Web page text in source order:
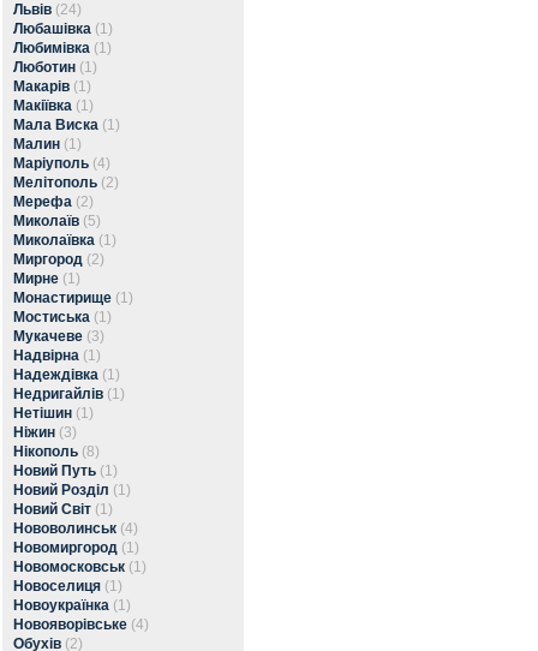
Львів (24)
Любашівка (1)
Любимівка (1)
Люботин (1)
Макарів (1)
Макіївка (1)
Мала Виска (1)
Малин (1)
Маріуполь (4)
Мелітополь (2)
Мерефа (2)
Миколаїв (5)
Миколаївка (1)
Миргород (2)
Мирне (1)
Монастирище (1)
Мостиська (1)
Мукачеве (3)
Надвірна (1)
Надеждівка (1)
Недригайлів (1)
Нетішин (1)
Ніжин (3)
Нікополь (8)
Новий Путь (1)
Новий Розділ (1)
Новий Світ (1)
Нововолинськ (4)
Новомиргород (1)
Новомосковськ (1)
Новоселиця (1)
Новоукраїнка (1)
Новояворівське (4)
Обухів (2)